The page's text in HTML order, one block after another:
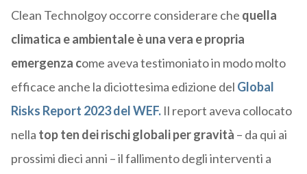
Clean Technolgoy occorre considerare che quella
climatica e ambientale è una vera e propria
emergenza come aveva testimoniato in modo molto
efficace anche la diciottesima edizione del Global
Risks Report 2023 del WEF.Il report aveva collocato
nella top ten dei rischi globali per gravità – da qui ai
prossimi dieci anni – il fallimento degli interventi a